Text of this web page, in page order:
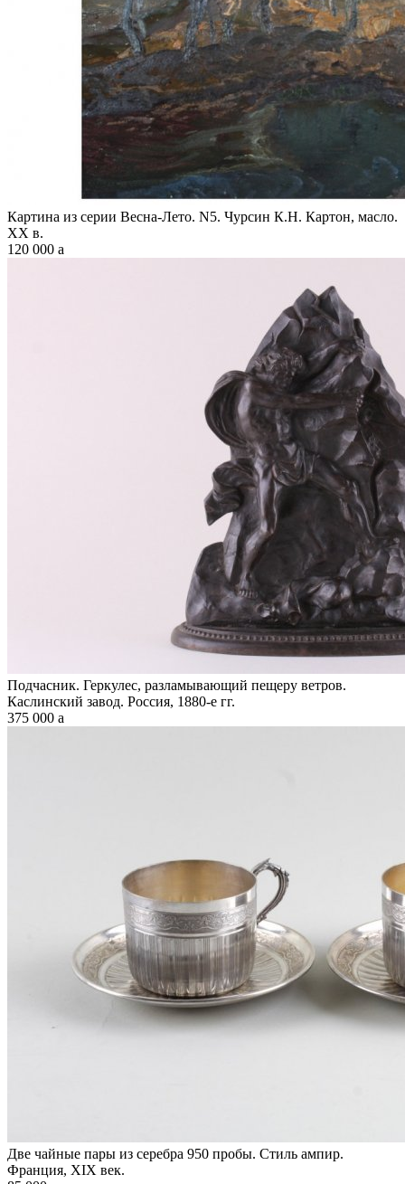
Картина из серии Весна-Лето. N5. Чурсин К.Н. Картон, масло.
XX в.
120 000 a
Подчасник. Геркулес, разламывающий пещеру ветров.
Каслинский завод. Россия, 1880-е гг.
375 000 a
Две чайные пары из серебра 950 пробы. Стиль ампир.
Франция, XIX век.